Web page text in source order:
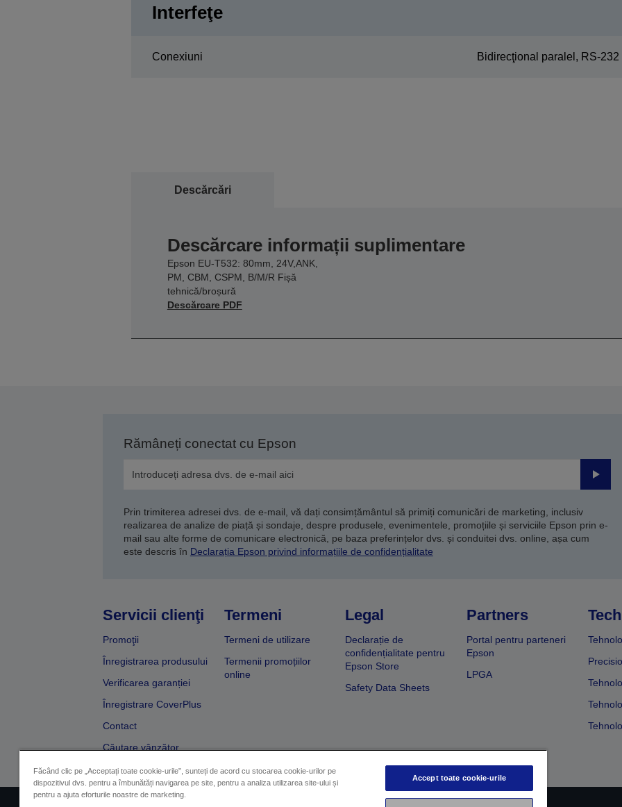
Interfeţe
Conexiuni Bidirecţional paralel, RS-232
Descărcări
Descărcare informații suplimentare
Epson EU-T532: 80mm, 24V,ANK,
PM, CBM, CSPM, B/M/R Fișă
tehnică/broșură
Descărcare PDF
Rămâneți conectat cu Epson
Prin trimiterea adresei dvs. de e-mail, vă dați consimțământul să primiți comunicări de marketing, inclusiv
realizarea de analize de piață și sondaje, despre produsele, evenimentele, promoțiile și serviciile Epson prin e-
mail sau alte forme de comunicare electronică, pe baza preferințelor dvs. și conduitei dvs. online, așa cum
este descris în Declarația Epson privind informațiile de confidențialitate
Servicii clienţi
Promoţii
Înregistrarea produsului
Verificarea garanției
Înregistrare CoverPlus
Contact
Căutare vânzător
Termeni
Termeni de utilizare
Termenii promoțiilor
online
Legal
Declarație de
confidențialitate pentru
Epson Store
Safety Data Sheets
Partners
Portal pentru parteneri
Epson
LPGA
Făcând clic pe „Acceptați toate cookie-urile”, sunteți de acord cu stocarea cookie-urilor pe
dispozitivul dvs. pentru a îmbunătăți navigarea pe site, pentru a analiza utilizarea site-ului și
pentru a ajuta eforturile noastre de marketing.
Accept toate cookie-urile